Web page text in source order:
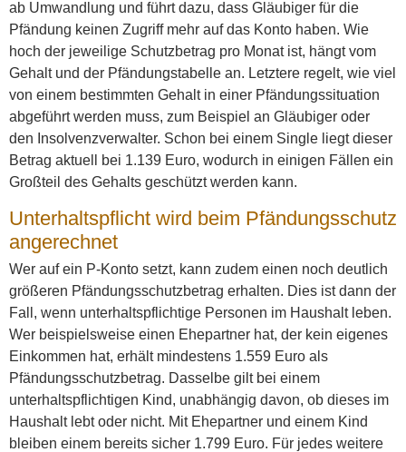
ab Umwandlung und führt dazu, dass Gläubiger für die
Pfändung keinen Zugriff mehr auf das Konto haben. Wie
hoch der jeweilige Schutzbetrag pro Monat ist, hängt vom
Gehalt und der Pfändungstabelle an. Letztere regelt, wie viel
von einem bestimmten Gehalt in einer Pfändungssituation
abgeführt werden muss, zum Beispiel an Gläubiger oder
den Insolvenzverwalter. Schon bei einem Single liegt dieser
Betrag aktuell bei 1.139 Euro, wodurch in einigen Fällen ein
Großteil des Gehalts geschützt werden kann.
Unterhaltspflicht wird beim Pfändungsschutz
angerechnet
Wer auf ein P-Konto setzt, kann zudem einen noch deutlich
größeren Pfändungsschutzbetrag erhalten. Dies ist dann der
Fall, wenn unterhaltspflichtige Personen im Haushalt leben.
Wer beispielsweise einen Ehepartner hat, der kein eigenes
Einkommen hat, erhält mindestens 1.559 Euro als
Pfändungsschutzbetrag. Dasselbe gilt bei einem
unterhaltspflichtigen Kind, unabhängig davon, ob dieses im
Haushalt lebt oder nicht. Mit Ehepartner und einem Kind
bleiben einem bereits sicher 1.799 Euro. Für jedes weitere